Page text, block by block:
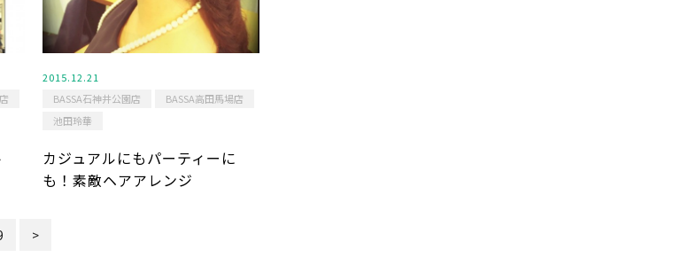
2015.12.21
BASSA石神井公園店
BASSA高田馬場店
池田玲華
カジュアルにもパーティーに
も！素敵ヘアアレンジ
>